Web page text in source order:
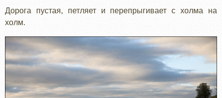
Дорога пустая, петляет и перепрыгивает с холма на
холм.